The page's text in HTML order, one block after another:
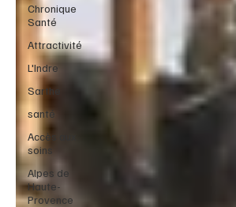
Chronique
Santé
Attractivité
L'Indre
Sarthe
santé
Accès aux
soins
Alpes de
Haute-
Provence